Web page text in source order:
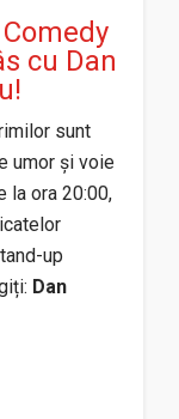
cu Dan
sunt
umor și voie
la ora 20:00,
up
Dan